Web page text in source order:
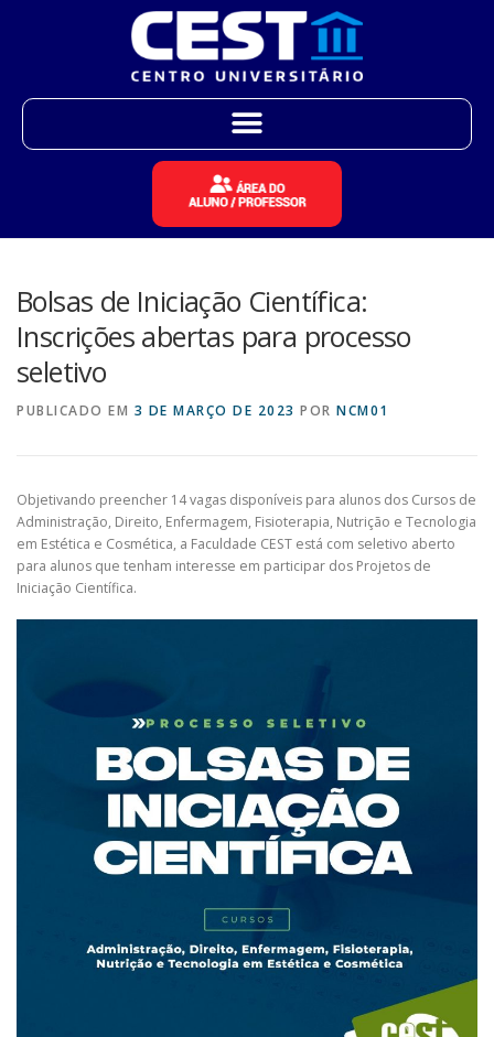
Bolsas de Iniciação Científica:
Inscrições abertas para processo
seletivo
PUBLICADO EM 3 DE MARÇO DE 2023 POR NCM01
Objetivando preencher 14 vagas disponíveis para alunos dos Cursos de
Administração, Direito, Enfermagem, Fisioterapia, Nutrição e Tecnologia
em Estética e Cosmética, a Faculdade CEST está com seletivo aberto
para alunos que tenham interesse em participar dos Projetos de
Iniciação Científica.